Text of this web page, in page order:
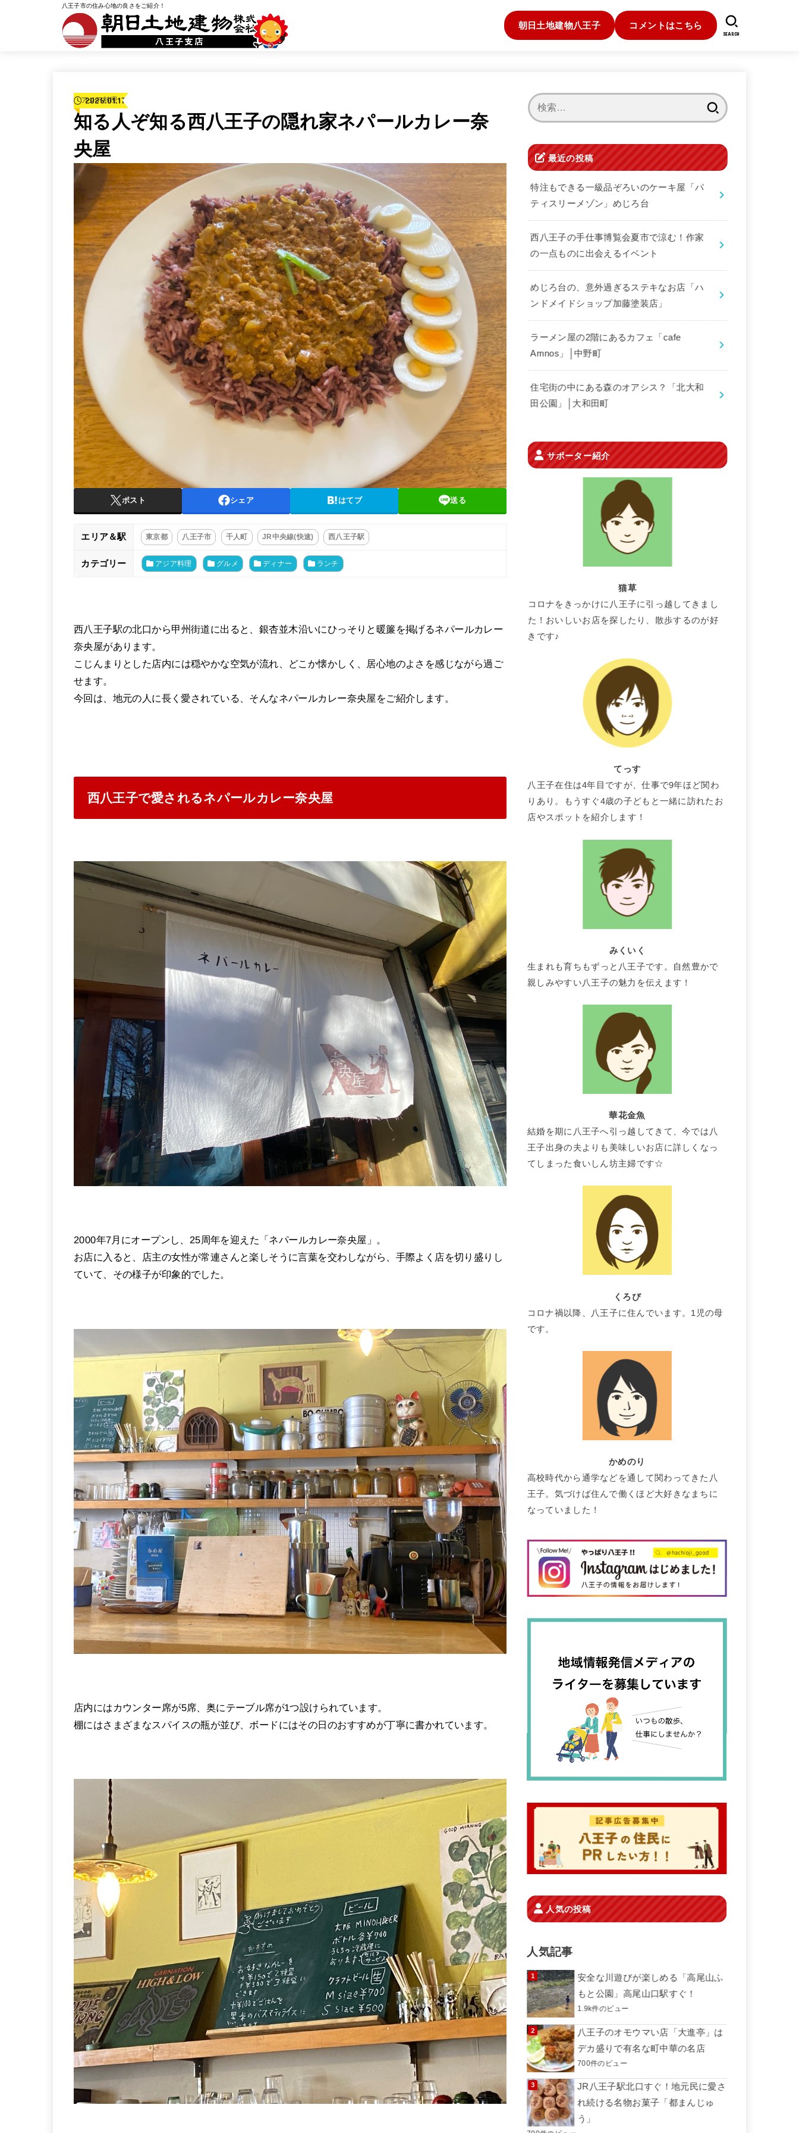
八王子市の住み心地の良さをご紹介！
朝日土地建物八王子 コメントはこちら
SEARCH
アジア料理
2026.01.17
知る人ぞ知る西八王子の隠れ家ネパールカレー奈
央屋
ポスト シェア はてブ 送る
エリア＆駅 東京都 八王子市 千人町 JR中央線(快速) 西八王子駅
カテゴリー アジア料理 グルメ ディナー ランチ
西八王子駅の北口から甲州街道に出ると、銀杏並木沿いにひっそりと暖簾を掲げるネパールカレー
奈央屋があります。
こじんまりとした店内には穏やかな空気が流れ、どこか懐かしく、居心地のよさを感じながら過ご
せます。
今回は、地元の人に長く愛されている、そんなネパールカレー奈央屋をご紹介します。
西八王子で愛されるネパールカレー奈央屋
2000年7月にオープンし、25周年を迎えた「ネパールカレー奈央屋」。
お店に入ると、店主の女性が常連さんと楽しそうに言葉を交わしながら、手際よく店を切り盛りし
ていて、その様子が印象的でした。
店内にはカウンター席が5席、奥にテーブル席が1つ設けられています。
棚にはさまざまなスパイスの瓶が並び、ボードにはその日のおすすめが丁寧に書かれています。
最近の投稿
特注もできる一級品ぞろいのケーキ屋「パ
ティスリーメゾン」めじろ台
西八王子の手仕事博覧会夏市で涼む！作家
の一点ものに出会えるイベント
めじろ台の、意外過ぎるステキなお店「ハ
ンドメイドショップ加藤塗装店」
ラーメン屋の2階にあるカフェ「cafe
Amnos」│中野町
住宅街の中にある森のオアシス？「北大和
田公園」│大和田町
サポーター紹介
猫草
コロナをきっかけに八王子に引っ越してきまし
た！おいしいお店を探したり、散歩するのが好
きです♪
てっす
八王子在住は4年目ですが、仕事で9年ほど関わ
りあり。もうすぐ4歳の子どもと一緒に訪れたお
店やスポットを紹介します！
みくいく
生まれも育ちもずっと八王子です。自然豊かで
親しみやすい八王子の魅力を伝えます！
華花金魚
結婚を期に八王子へ引っ越してきて、今では八
王子出身の夫よりも美味しいお店に詳しくなっ
てしまった食いしん坊主婦です☆
くろぴ
コロナ禍以降、八王子に住んでいます。1児の母
です。
かめのり
高校時代から通学などを通して関わってきた八
王子。気づけば住んで働くほど大好きなまちに
なっていました！
人気の投稿
人気記事
安全な川遊びが楽しめる「高尾山ふ
もと公園」高尾山口駅すぐ！
1.9k件のビュー
八王子のオモウマい店「大進亭」は
デカ盛りで有名な町中華の名店
700件のビュー
JR八王子駅北口すぐ！地元民に愛さ
れ続ける名物お菓子「都まんじゅ
う」